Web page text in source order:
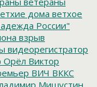
дома ветхое
России"
взрыв
видеорегистратор
Орёл Виктор
ВИЧ ВККС
Мишустин